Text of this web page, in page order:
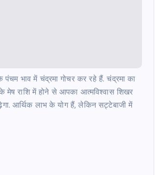
भाव में चंद्रमा गोचर कर रहे हैं. चंद्रमा का
मेष राशि में होने से आपका आत्मविश्वास शिखर
आर्थिक लाभ के योग हैं, लेकिन सट्टेबाजी में